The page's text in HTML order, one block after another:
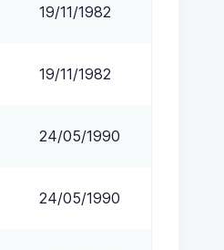
19/11/1982
19/11/1982
24/05/1990
24/05/1990